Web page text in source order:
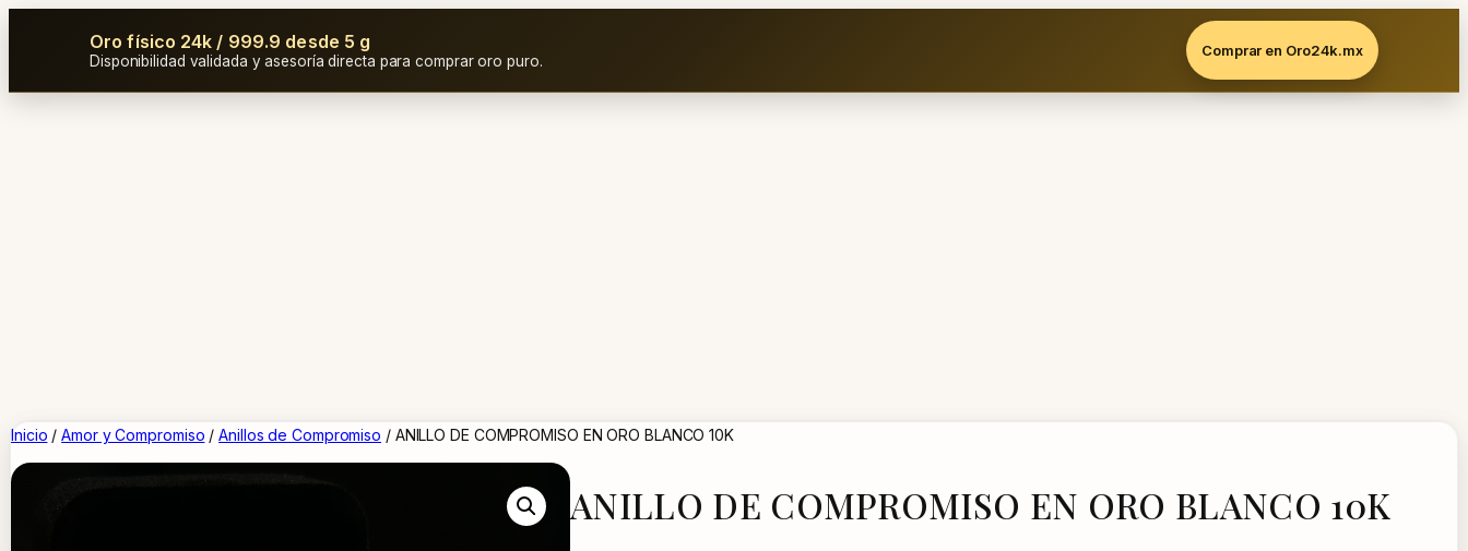
Oro físico 24k / 999.9 desde 5 g
Disponibilidad validada y asesoría directa para comprar oro puro.
Comprar en Oro24k.mx
Inicio /Amor y Compromiso /Anillos de Compromiso / ANILLO DE COMPROMISO EN ORO BLANCO 10K
ANILLO DE COMPROMISO EN ORO BLANCO 10K